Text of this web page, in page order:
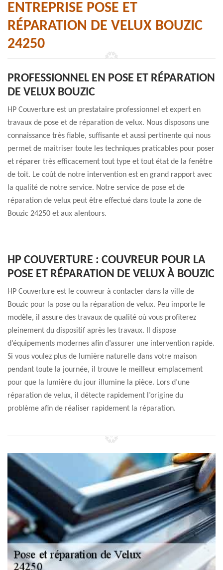
ENTREPRISE POSE ET
RÉPARATION DE VELUX BOUZIC
24250
PROFESSIONNEL EN POSE ET RÉPARATION
DE VELUX BOUZIC
HP Couverture est un prestataire professionnel et expert en
travaux de pose et de réparation de velux. Nous disposons une
connaissance très fiable, suffisante et aussi pertinente qui nous
permet de maitriser toute les techniques praticables pour poser
et réparer très efficacement tout type et tout état de la fenêtre
de toit. Le coût de notre intervention est en grand rapport avec
la qualité de notre service. Notre service de pose et de
réparation de velux peut être effectué dans toute la zone de
Bouzic 24250 et aux alentours.
HP COUVERTURE : COUVREUR POUR LA
POSE ET RÉPARATION DE VELUX À BOUZIC
HP Couverture est le couvreur à contacter dans la ville de
Bouzic pour la pose ou la réparation de velux. Peu importe le
modèle, il assure des travaux de qualité où vous profiterez
pleinement du dispositif après les travaux. Il dispose
d’équipements modernes afin d’assurer une intervention rapide.
Si vous voulez plus de lumière naturelle dans votre maison
pendant toute la journée, il trouve le meilleur emplacement
pour que la lumière du jour illumine la pièce. Lors d’une
réparation de velux, il détecte rapidement l’origine du
problème afin de réaliser rapidement la réparation.